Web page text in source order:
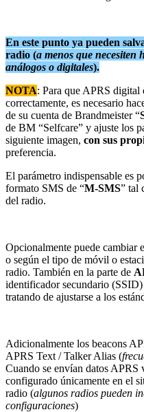
En este punto ya pueden
radio (a menos que necesiten
análogos o digitales).
NOTA: Para que APRS
correctamente, es necesario
de su cuenta de Brandmeister “
de BM “Selfcare” y ajuste los
siguiente imagen, con sus
preferencia.
El parámetro indispensable es
formato SMS de “M-SMS” tal
del radio.
Opcionalmente puede cambiar
o según el tipo de móvil o
radio. También en la parte de
identificador secundario
tratando de ajustarse a los
Adicionalmente los beacons
APRS Text / Talker Alias (
Cuando se envían datos APRS
configurado únicamente en el
radio (algunos radios pueden
configuraciones)